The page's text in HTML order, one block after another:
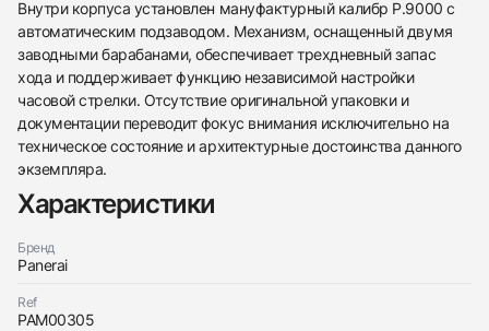
Внутри корпуса установлен мануфактурный калибр P.9000 с
автоматическим подзаводом. Механизм, оснащенный двумя
заводными барабанами, обеспечивает трехдневный запас
хода и поддерживает функцию независимой настройки
часовой стрелки. Отсутствие оригинальной упаковки и
документации переводит фокус внимания исключительно на
техническое состояние и архитектурные достоинства данного
экземпляра.
Характеристики
Бренд
Panerai
Ref
PAM00305
Заказать эти часы
Оставьте ваши контактные данные и мы свяжемся
с вами
Luminor Submersible 1950 3 Days Automatic
Хорошее
Трейд-ин часов
Оставьте ваши контактные данные и мы свяжемся
с вами
Panerai
$8,800